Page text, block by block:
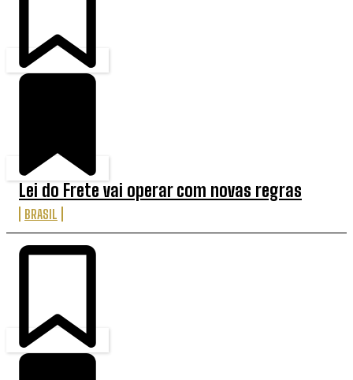
Lei do Frete vai operar com novas regras
BRASIL